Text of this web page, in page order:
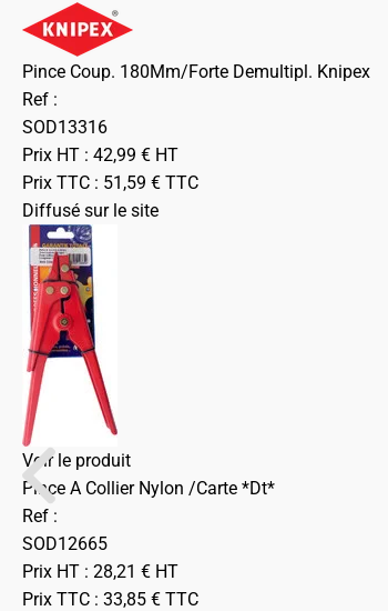
Pince Coup. 180Mm/Forte Demultipl. Knipex
Ref :
SOD13316
Prix HT : 42,99 € HT
Prix TTC : 51,59 € TTC
Diffusé sur le site
Voir le produit
Pince A Collier Nylon /Carte *Dt*
Ref :
SOD12665
Prix HT : 28,21 € HT
Prix TTC : 33,85 € TTC